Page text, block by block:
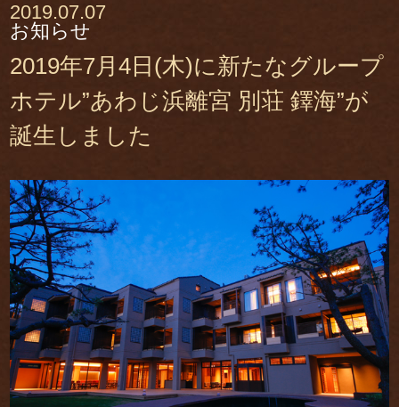
2019.07.07
お知らせ
2019年7月4日(木)に新たなグループ
ホテル”あわじ浜離宮 別荘 鐸海”が
誕生しました